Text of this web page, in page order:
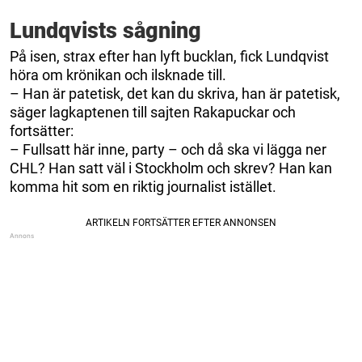
Lundqvists sågning
På isen, strax efter han lyft bucklan, fick Lundqvist
höra om krönikan och ilsknade till.
– Han är patetisk, det kan du skriva, han är patetisk,
säger lagkaptenen till sajten Rakapuckar och
fortsätter:
– Fullsatt här inne, party – och då ska vi lägga ner
CHL? Han satt väl i Stockholm och skrev? Han kan
komma hit som en riktig journalist istället.